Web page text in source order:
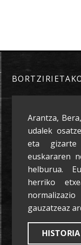
Arantza,
udalek
eta
euskararen
helburua.
herriko
gauzatzeaz
HISTORIA